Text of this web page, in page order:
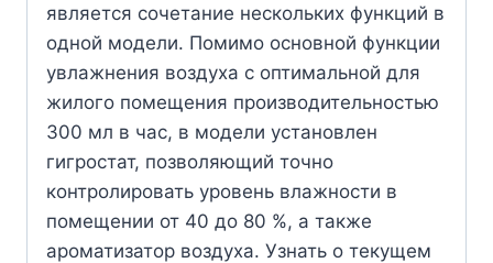
является сочетание нескольких функций в
одной модели. Помимо основной функции
увлажнения воздуха с оптимальной для
жилого помещения производительностью
300 мл в час, в модели установлен
гигростат, позволяющий точно
контролировать уровень влажности в
помещении от 40 до 80 %, а также
ароматизатор воздуха. Узнать о текущем